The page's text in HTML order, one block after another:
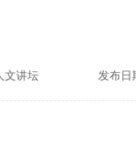
人文讲坛 发布日期